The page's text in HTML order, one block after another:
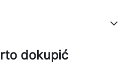
dokupić